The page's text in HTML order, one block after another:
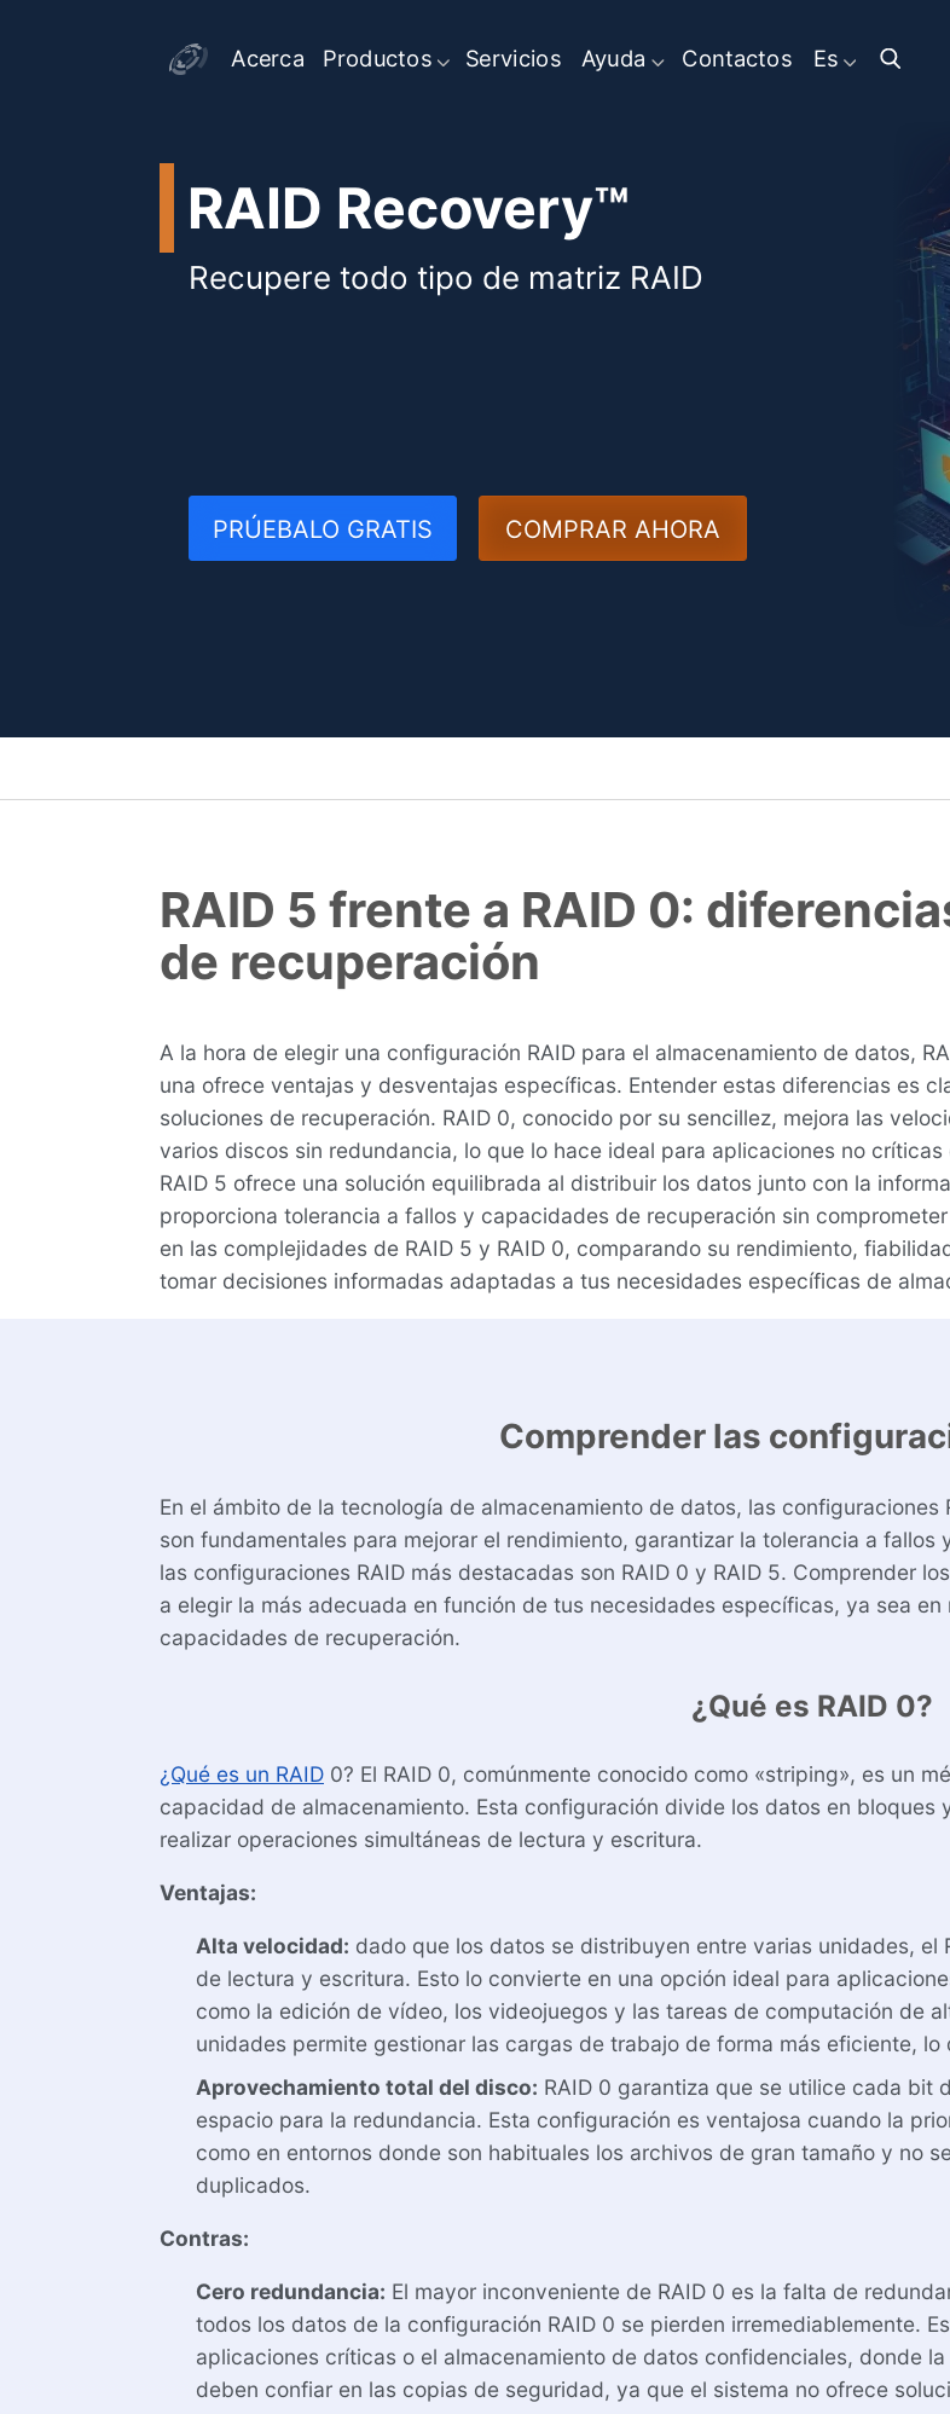
Acerca Productos Servicios Ayuda Contactos Es
RAID Recovery™
Recupere todo tipo de matriz RAID
PRÚEBALO GRATIS COMPRAR AHORA
RAID 5 frente a RAID 0:
de recuperación
A la hora de elegir una configuración RAID para el almacenamiento de datos,
una ofrece ventajas y desventajas específicas. Entender estas diferencias es
soluciones de recuperación. RAID 0, conocido por su sencillez, mejora las
varios discos sin redundancia, lo que lo hace ideal para aplicaciones no
RAID 5 ofrece una solución equilibrada al distribuir los datos junto con la
proporciona tolerancia a fallos y capacidades de recuperación sin
en las complejidades de RAID 5 y RAID 0, comparando su rendimiento,
tomar decisiones informadas adaptadas a tus necesidades específicas de
Comprender las
En el ámbito de la tecnología de almacenamiento de datos, las
son fundamentales para mejorar el rendimiento, garantizar la tolerancia a
las configuraciones RAID más destacadas son RAID 0 y RAID 5. Comprender
a elegir la más adecuada en función de tus necesidades específicas, ya sea
capacidades de recuperación.
¿Qué es RAID 0?
¿Qué es un RAID 0? El RAID 0, comúnmente conocido como «striping», es un
capacidad de almacenamiento. Esta configuración divide los datos en
realizar operaciones simultáneas de lectura y escritura.
Ventajas:
Alta velocidad: dado que los datos se distribuyen entre varias unidades,
de lectura y escritura. Esto lo convierte en una opción ideal para
como la edición de vídeo, los videojuegos y las tareas de computación de
unidades permite gestionar las cargas de trabajo de forma más eficiente,
Aprovechamiento total del disco: RAID 0 garantiza que se utilice cada bit
espacio para la redundancia. Esta configuración es ventajosa cuando la
como en entornos donde son habituales los archivos de gran tamaño y no
duplicados.
Contras:
Cero redundancia: El mayor inconveniente de RAID 0 es la falta de
todos los datos de la configuración RAID 0 se pierden irremediablemente.
aplicaciones críticas o el almacenamiento de datos confidenciales, donde
deben confiar en las copias de seguridad, ya que el sistema no ofrece